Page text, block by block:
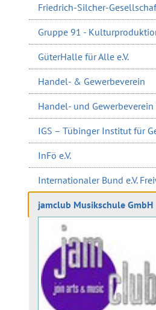
Friedrich-Silcher-
Gruppe 91 -
GüterHalle für Alle e.V.
Handel- & Gewerbeverein
Handel- und Gewerbeverein
IGS – Tübinger Institut für
InFö e.V.
Internationaler Bund e.V.
jamclub Musikschule GmbH